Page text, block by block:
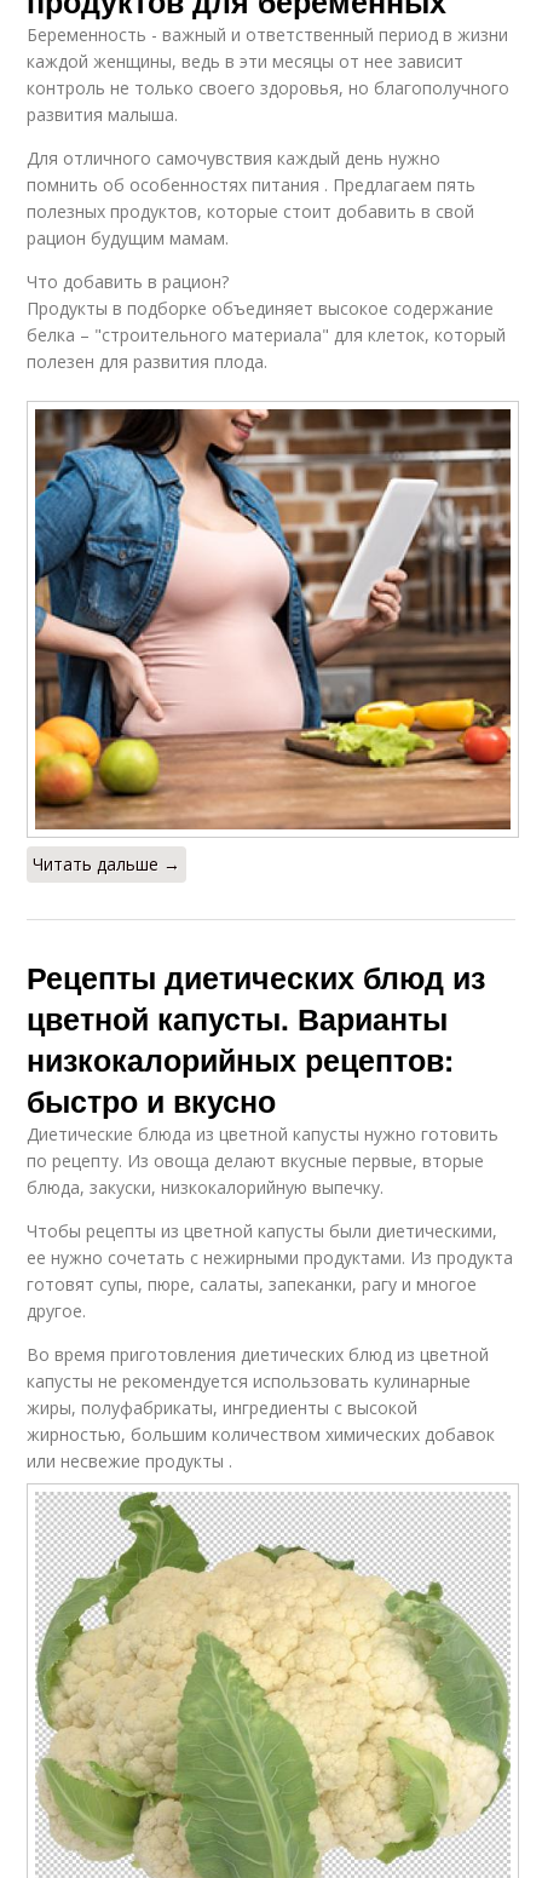
Беременность - важный и ответственный период в жизни
каждой женщины, ведь в эти месяцы от нее зависит
контроль не только своего здоровья, но благополучного
развития малыша.
Для отличного самочувствия каждый день нужно
помнить об особенностях питания . Предлагаем пять
полезных продуктов, которые стоит добавить в свой
рацион будущим мамам.
Что добавить в рацион?
Продукты в подборке объединяет высокое содержание
белка – "строительного материала" для клеток, который
полезен для развития плода.
Читать дальше →
Рецепты диетических блюд из
цветной капусты. Варианты
низкокалорийных рецептов:
быстро и вкусно
Диетические блюда из цветной капусты нужно готовить
по рецепту. Из овоща делают вкусные первые, вторые
блюда, закуски, низкокалорийную выпечку.
Чтобы рецепты из цветной капусты были диетическими,
ее нужно сочетать с нежирными продуктами. Из продукта
готовят супы, пюре, салаты, запеканки, рагу и многое
другое.
Во время приготовления диетических блюд из цветной
капусты не рекомендуется использовать кулинарные
жиры, полуфабрикаты, ингредиенты с высокой
жирностью, большим количеством химических добавок
или несвежие продукты .